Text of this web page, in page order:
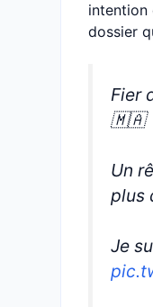
intention
dossier
Fier
🇲🇦
Un
plus
Je